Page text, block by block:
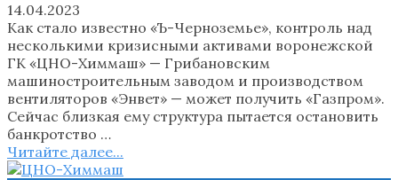
14.04.2023
Как стало известно «Ъ-Черноземье», контроль над
несколькими кризисными активами воронежской
ГК «ЦНО-Химмаш» — Грибановским
машиностроительным заводом и производством
вентиляторов «Энвет» — может получить «Газпром».
Сейчас близкая ему структура пытается остановить
банкротство …
Читайте далее...